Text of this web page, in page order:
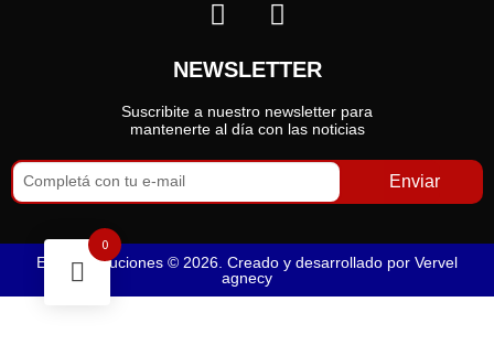
NEWSLETTER
Suscribite a nuestro newsletter para
mantenerte al día con las noticias
Enviar
Ero Distribuciones © 2026. Creado y desarrollado por Vervel
agnecy
0